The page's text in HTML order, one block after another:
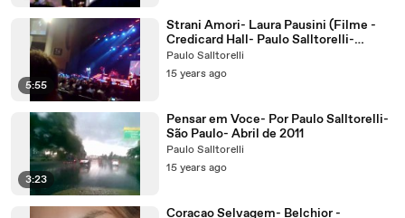
5:55
Strani Amori- Laura Pausini (Filme -
Credicard Hall- Paulo Salltorelli-
Camila Ahrens-em SP - 06 10 09)
Paulo Salltorelli
15 years ago
3:23
Pensar em Voce- Por Paulo Salltorelli-
São Paulo- Abril de 2011
Paulo Salltorelli
15 years ago
Coracao Selvagem- Belchior -